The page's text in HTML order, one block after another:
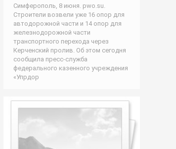
Симферополь, 8 июня. pwo.su.
Строители возвели уже 16 опор для
автодорожной части и 14 опор для
железнодорожной части
транспортного перехода через
Керченский пролив. Об этом сегодня
сообщила пресс-служба
федерального казенного учреждения
«Упрдор